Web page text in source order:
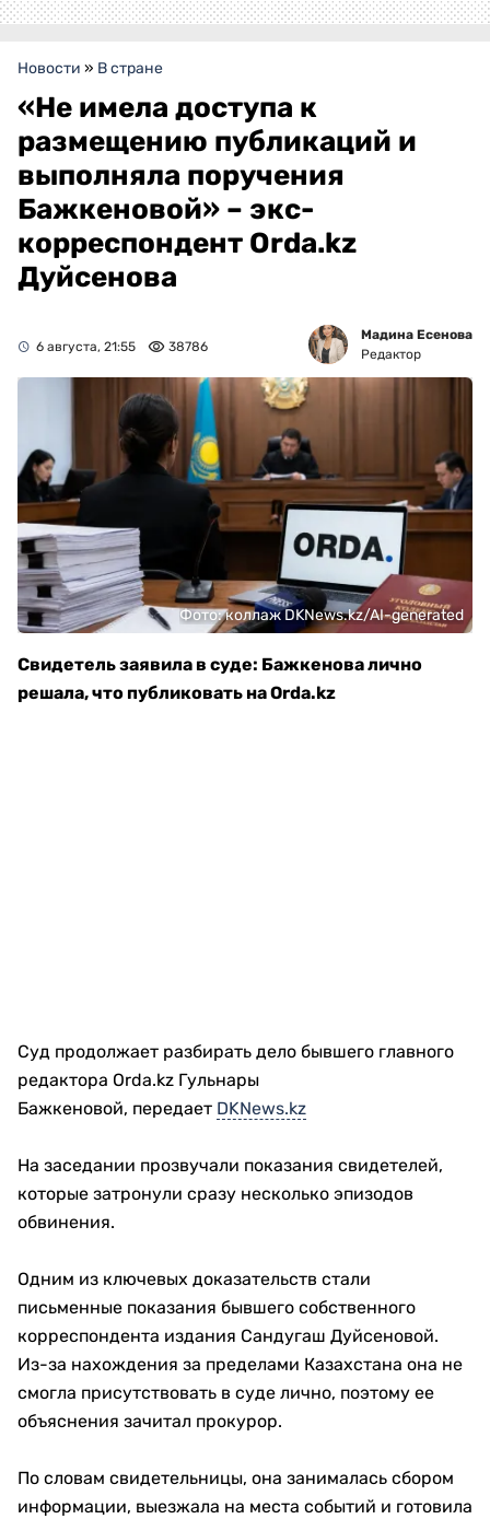
Новости » В стране
«Не имела доступа к
размещению публикаций и
выполняла поручения
Бажкеновой» – экс-
корреспондент Orda.kz
Дуйсенова
6 августа, 21:55 38786
Мадина Есенова
Редактор
Фото: коллаж DKNews.kz/AI-generated
Свидетель заявила в суде: Бажкенова лично
решала, что публиковать на Orda.kz
Суд продолжает разбирать дело бывшего главного
редактора Orda.kz Гульнары
Бажкеновой, передает DKNews.kz
На заседании прозвучали показания свидетелей,
которые затронули сразу несколько эпизодов
обвинения.
Одним из ключевых доказательств стали
письменные показания бывшего собственного
корреспондента издания Сандугаш Дуйсеновой.
Из-за нахождения за пределами Казахстана она не
смогла присутствовать в суде лично, поэтому ее
объяснения зачитал прокурор.
По словам свидетельницы, она занималась сбором
информации, выезжала на места событий и готовила